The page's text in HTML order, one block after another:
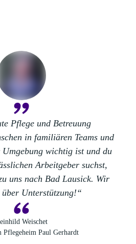
Pflege und Betreuung
in familiären Teamsund
wichtig ist und du
Arbeitgebersuchst,
uns nach Bad Lausick. Wir
über Unterstützung!“
Weischet
Pflegeheim Paul Gerhardt